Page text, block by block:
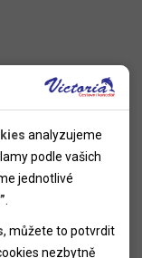
analyzujeme
podle vašich
jednotlivé
, můžete to potvrdit
nezbytně
použitelná
stránky a
Webová
cookies.